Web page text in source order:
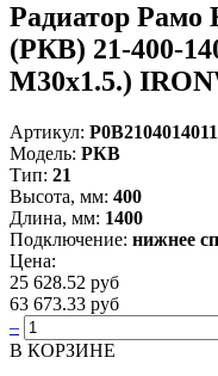
Радиатор Рамо
(РКВ) 21-400-
М30х1.5.)
Артикул:
Модель: РКВ
Тип: 21
Высота, мм: 400
Длина, мм: 1400
Подключение: нижнее
Цена:
25 628.52 руб
63 673.33 руб
–
В КОРЗИНЕ